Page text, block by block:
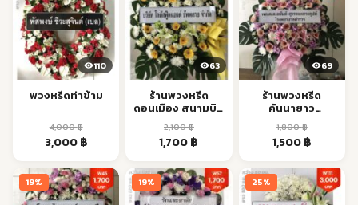
110
พวงหรีดท่าข้าม
4,000฿
Original
was:
4,000 ฿.
3,000฿Current
is:
3,000 ฿.
63
ร้านพวงหรีด
ดอนเมือง สนามบิน
วิภาวดี ส่งตรงเวลา
2,100฿
Original
was:
2,100 ฿.
1,700฿
is:
1,700 ฿.
69
ร้านพวงหรีด
คันนายาว
รามอินทรา ส่งด่วน
24 ชม.
1,800฿
Original
was:
1,800 ฿.
1,500฿Current
is:
1,500 ฿.
19% 19% 25%